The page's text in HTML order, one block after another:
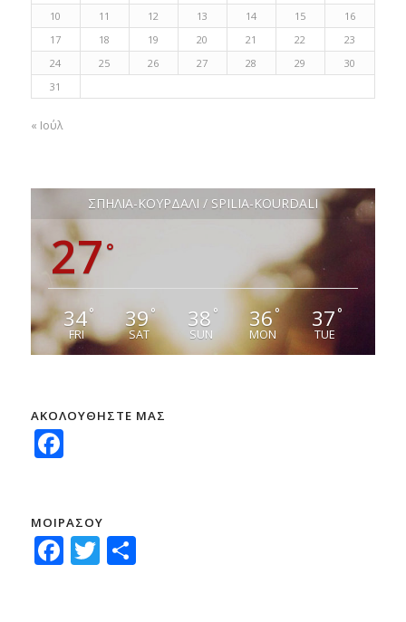
10
11 12 13 14 15
16
17
18 19 20 21 22
23
24
25 26 27 28 29
30
31
« Ιούλ
ΣΠΗΛΙΑ-ΚΟΥΡΔΑΛΙ / SPILIA-KOURDALI
27 °
34°
FRI
39°
SAT
38 °
SUN
36 °
MON
37°
TUE
ΑΚΟΛΟΥΘΗΣΤΕ ΜΑΣ
Facebook
ΜΟΙΡΑΣΟΥ
Facebook
Twitter
Μοιραστείτε